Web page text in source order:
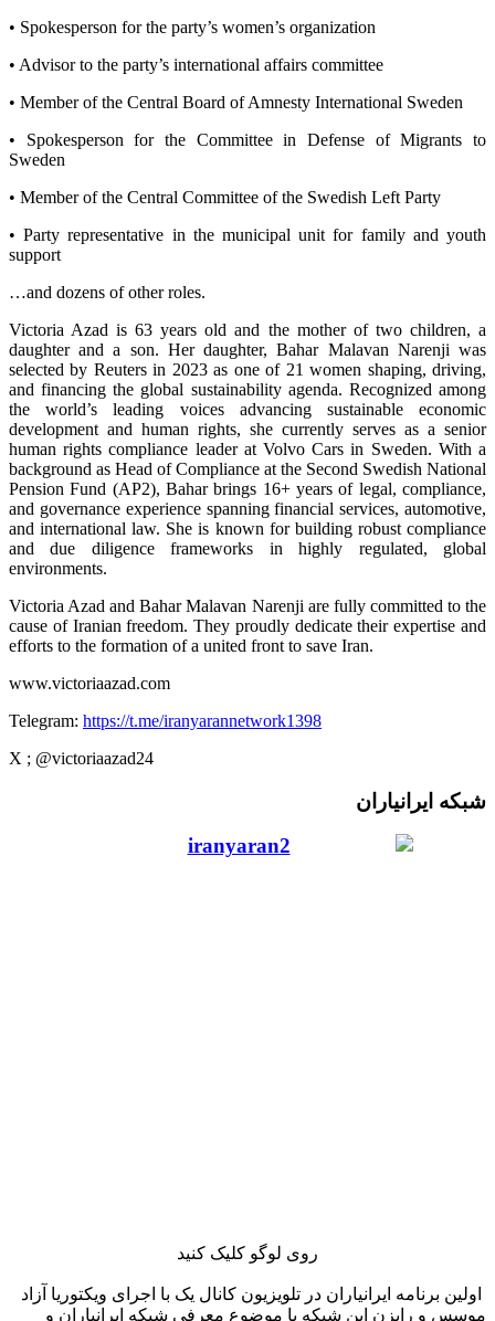
• Spokesperson for the party’s women’s organization
• Advisor to the party’s international affairs committee
• Member of the Central Board of Amnesty International Sweden
• Spokesperson for the Committee in Defense of Migrants to
Sweden
• Member of the Central Committee of the Swedish Left Party
• Party representative in the municipal unit for family and youth
support
…and dozens of other roles.
Victoria Azad is 63 years old and the mother of two children, a
daughter and a son. Her daughter, Bahar Malavan Narenji was
selected by Reuters in 2023 as one of 21 women shaping, driving,
and financing the global sustainability agenda. Recognized among
the world’s leading voices advancing sustainable economic
development and human rights, she currently serves as a senior
human rights compliance leader at Volvo Cars in Sweden. With a
background as Head of Compliance at the Second Swedish National
Pension Fund (AP2), Bahar brings 16+ years of legal, compliance,
and governance experience spanning financial services, automotive,
and international law. She is known for building robust compliance
and due diligence frameworks in highly regulated, global
environments.
Victoria Azad and Bahar Malavan Narenji are fully committed to the
cause of Iranian freedom. They proudly dedicate their expertise and
efforts to the formation of a united front to save Iran.
www.victoriaazad.com
Telegram: https://t.me/iranyarannetwork1398
X ; @victoriaazad24
شبکه ایرانیاران
روی لوگو کلیک کنید
اولین برنامه ایرانیاران در تلویزیون کانال یک با اجرای ویکتوریا آزاد
موسس و رایزن این شبکه با موضوع معرفی شبکه ایرانیاران و